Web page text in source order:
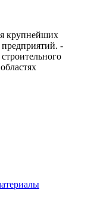
крупнейших
-